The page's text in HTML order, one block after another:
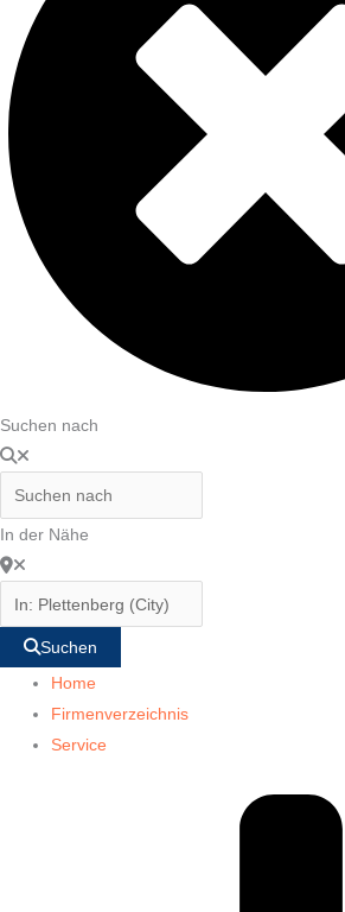
Suchen nach
In der Nähe
Suchen
Home
Firmenverzeichnis
Service